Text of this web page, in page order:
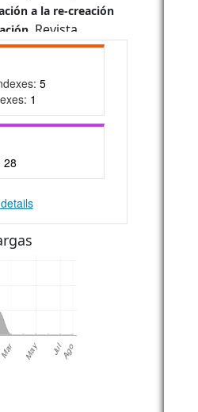
a la re-creación
Revista
Sociales,
Quintero,
Grisales, Juan
(2025)
fundamental:
como corrección
a las
y Economía,
(2024)
Ética del
la receptividad
de la actividad..
Revista de
en
5
1
28